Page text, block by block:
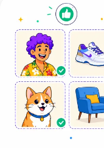
baggrund